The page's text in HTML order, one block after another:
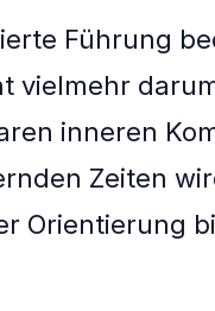
Führung
vielmehr
inneren
Zeiten
Orientierung